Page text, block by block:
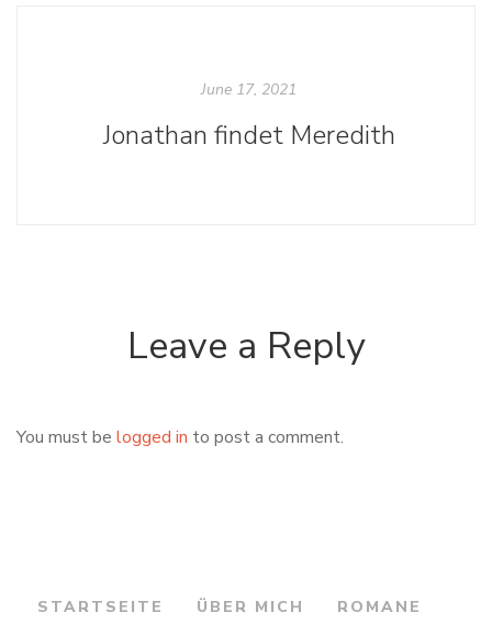
June 17, 2021
Jonathan findet Meredith
Leave a Reply
You must be logged in to post a comment.
STARTSEITE ÜBER MICH
ROMANE